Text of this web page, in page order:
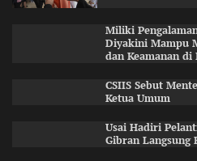
Miliki
Diyakini Mampu
dan Keamanan di
CSIIS Sebut
Ketua Umum
Usai Hadiri
Gibran Langsung